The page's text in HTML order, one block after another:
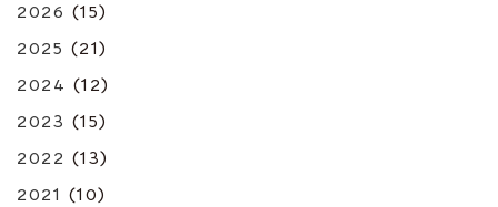
2026 (15)
2025 (21)
2024 (12)
2023 (15)
2022 (13)
2021 (10)